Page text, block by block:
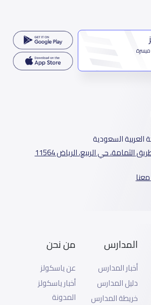
العربية السعودية
المدارس
أخبار المدارس
دليل المدارس
خريطة المدارس
من نحن
عن ياسكولز
أخبار ياسكولز
المدونة